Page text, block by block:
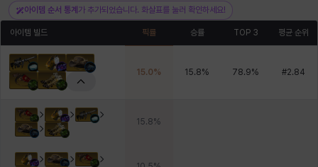
아이템 순서 통계 가 추가되었습니다. 화살표를 눌러 확인하세요!
아이템 빌드 픽률 승률 TOP 3 평균 순위
15.0% 15.8% 78.9% #2.84
15.8%